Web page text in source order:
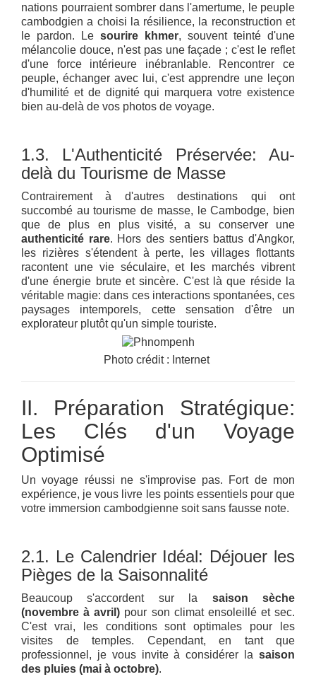
nations pourraient sombrer dans l'amertume, le peuple
cambodgien a choisi la résilience, la reconstruction et
le pardon. Le sourire khmer, souvent teinté d'une
mélancolie douce, n'est pas une façade ; c'est le reflet
d'une force intérieure inébranlable. Rencontrer ce
peuple, échanger avec lui, c'est apprendre une leçon
d'humilité et de dignité qui marquera votre existence
bien au-delà de vos photos de voyage.
1.3. L'Authenticité Préservée: Au-
delà du Tourisme de Masse
Contrairement à d'autres destinations qui ont
succombé au tourisme de masse, le Cambodge, bien
que de plus en plus visité, a su conserver une
authenticité rare. Hors des sentiers battus d'Angkor,
les rizières s'étendent à perte, les villages flottants
racontent une vie séculaire, et les marchés vibrent
d'une énergie brute et sincère. C'est là que réside la
véritable magie: dans ces interactions spontanées, ces
paysages intemporels, cette sensation d'être un
explorateur plutôt qu'un simple touriste.
Photo crédit : Internet
II. Préparation Stratégique:
Les Clés d'un Voyage
Optimisé
Un voyage réussi ne s'improvise pas. Fort de mon
expérience, je vous livre les points essentiels pour que
votre immersion cambodgienne soit sans fausse note.
2.1. Le Calendrier Idéal: Déjouer les
Pièges de la Saisonnalité
Beaucoup s'accordent sur la saison sèche
(novembre à avril) pour son climat ensoleillé et sec.
C'est vrai, les conditions sont optimales pour les
visites de temples. Cependant, en tant que
professionnel, je vous invite à considérer la saison
des pluies (mai à octobre).